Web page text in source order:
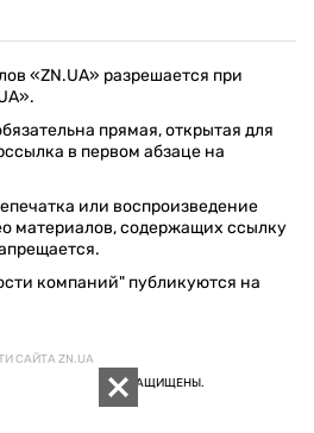
«ZN.UA» разрешается при
прямая, открытая для
в первом абзаце на
или воспроизведение
материалов, содержащих ссылку
компаний" публикуются на
САЙТА ZN.UA
ВСЕ ПРАВА ЗАЩИЩЕНЫ.